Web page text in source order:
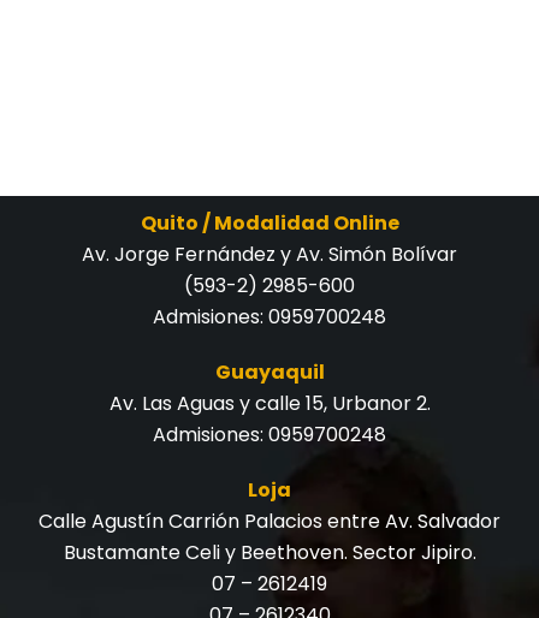
Quito / Modalidad Online
Av. Jorge Fernández y Av. Simón Bolívar
(593-2) 2985-600
Admisiones: 0959700248
Guayaquil
Av. Las Aguas y calle 15, Urbanor 2.
Admisiones: 0959700248
Loja
Calle Agustín Carrión Palacios entre Av. Salvador
Bustamante Celi y Beethoven. Sector Jipiro.
07 – 2612419